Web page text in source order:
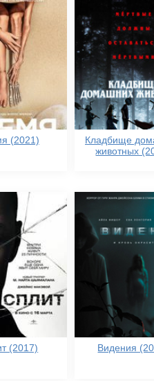
(2021)
Кладбище
животных
(2017) Видения